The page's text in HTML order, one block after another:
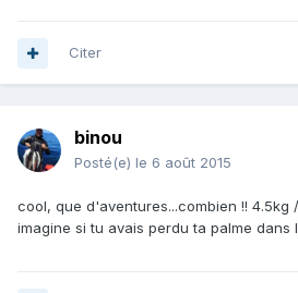
Citer
binou
Posté(e) le 6 août 2015
cool, que d'aventures...combien !!
imagine si tu avais perdu ta palme dans